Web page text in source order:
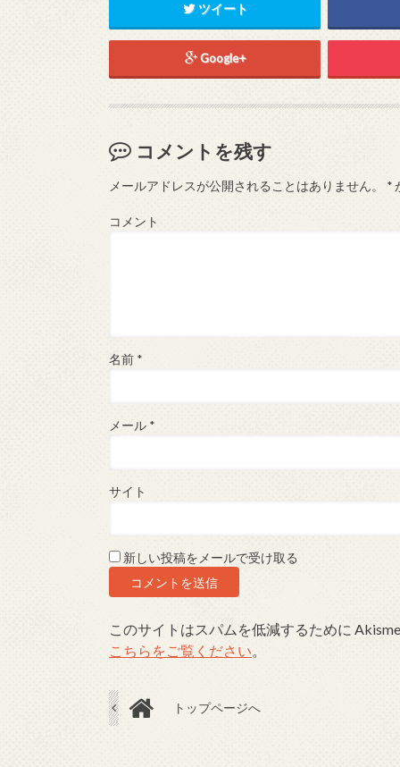
ツイート
Google+
コメントを残す
メールアドレスが公開されることはありません。 *
コメント
名前 *
メール *
サイト
新しい投稿をメールで受け取る
このサイトはスパムを低減するために
こちらをご覧ください。
トップページへ